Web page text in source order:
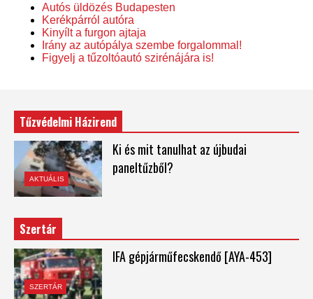
Autós üldözés Budapesten
Kerékpárról autóra
Kinyílt a furgon ajtaja
Irány az autópálya szembe forgalommal!
Figyelj a tűzoltóautó szirénájára is!
Tűzvédelmi Házirend
AKTUÁLIS
Ki és mit tanulhat az újbudai
paneltűzből?
Szertár
SZERTÁR
IFA gépjárműfecskendő [AYA-453]